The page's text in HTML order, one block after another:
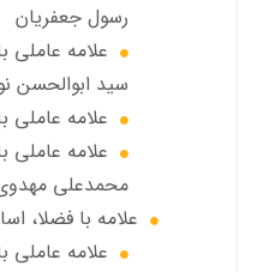
رسول جعفریان
علامه عاملي
سید ابوالحسن
علامه عاملي
علامه عاملي
محمدعلی
علامه با فضلا،
علامه